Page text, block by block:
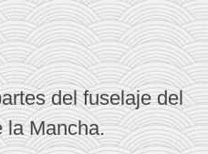
del fuselaje del
la Mancha.